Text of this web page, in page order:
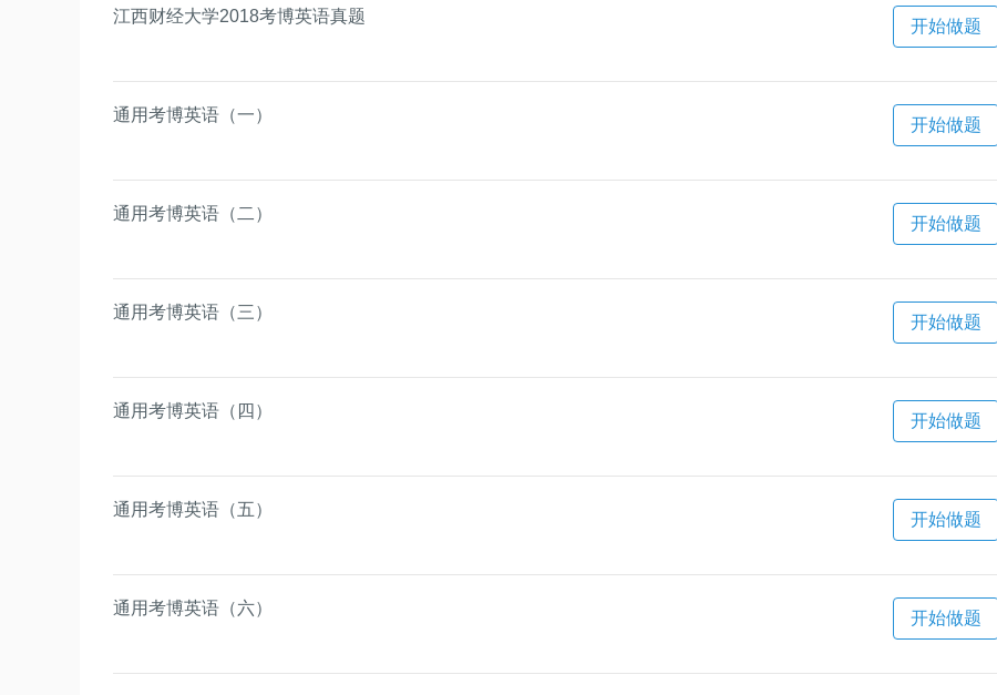
江西财经大学2018考博英语真题
开始做题
通用考博英语（一）
开始做题
通用考博英语（二）
开始做题
通用考博英语（三）
开始做题
通用考博英语（四）
开始做题
通用考博英语（五）
开始做题
通用考博英语（六）
开始做题